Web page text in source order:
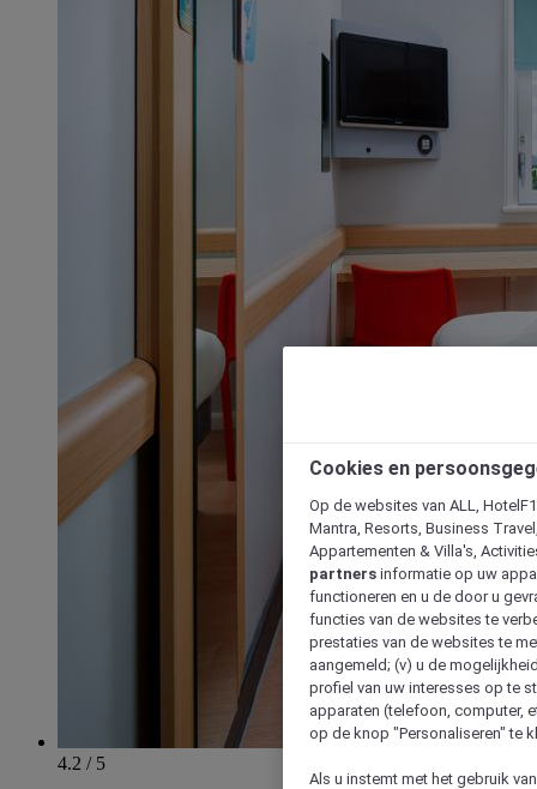
4.2 / 5
Cookies en
Op de websites van ALL,
Mantra, Resorts, Business
Appartementen & Villa's,
partners informatie op uw
functioneren en u de door u
functies van de websites te
prestaties van de websites te
aangemeld; (v) u de
profiel van uw interesses op te
apparaten (telefoon, computer,
op de knop "Personaliseren" te
Als u instemt met het gebruik